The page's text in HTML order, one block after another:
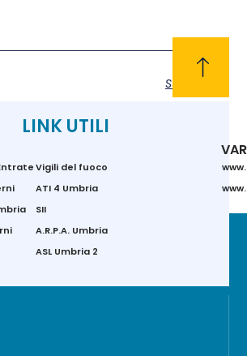
Successivo
LINK UTILI
Vigili del fuoco
ATI 4 Umbria
SII
A.R.P.A. Umbria
ASL Umbria 2